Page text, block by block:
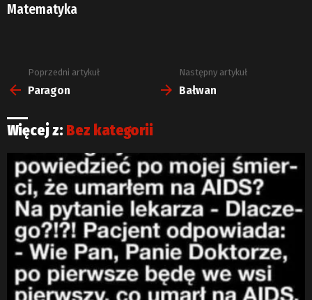
Matematyka
Zobacz
więcej
Poprzedni artykuł
Paragon
Następny artykuł
Bałwan
Więcej z: Bez kategorii